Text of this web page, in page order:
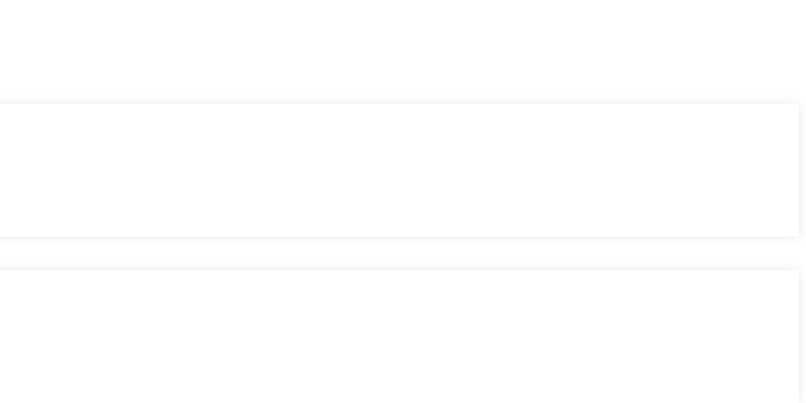
sans complications.
du marché.
des plateformes et des dApps.